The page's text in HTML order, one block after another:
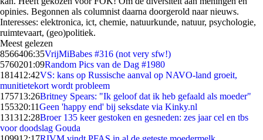
opinies. Begonnen als columnist daarna doorgerold naar nieuws.
Interesses: elektronica, ict, chemie, natuurkunde, natuur, psychologie,
ruimtevaart, (geo)politiek.
Meest gelezen
8566406:35VrijMiBabes #316 (not very sfw!)
5760201:09Random Pics van de Dag #1980
181412:42VS: kans op Russische aanval op NAVO-land groeit,
munitietekort wordt probleem
175713:26Britney Spears: "Ik geloof dat ik heb gefaald als moeder"
155320:11Geen 'happy end' bij seksdate via Kinky.nl
131312:28Broer 135 keer gestoken en gesneden: zes jaar cel en tbs
voor doodslag Gouda